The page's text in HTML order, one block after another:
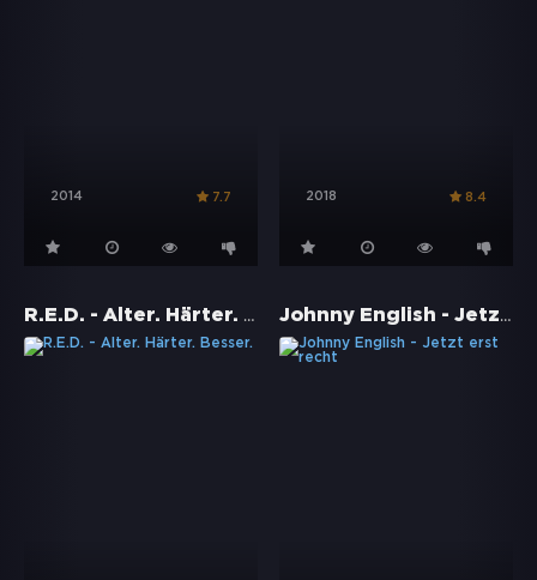
2014 7.7 2018 8.4
R.E.D. - Älter. Härter. Besser. Johnny English - Jetzt erst recht